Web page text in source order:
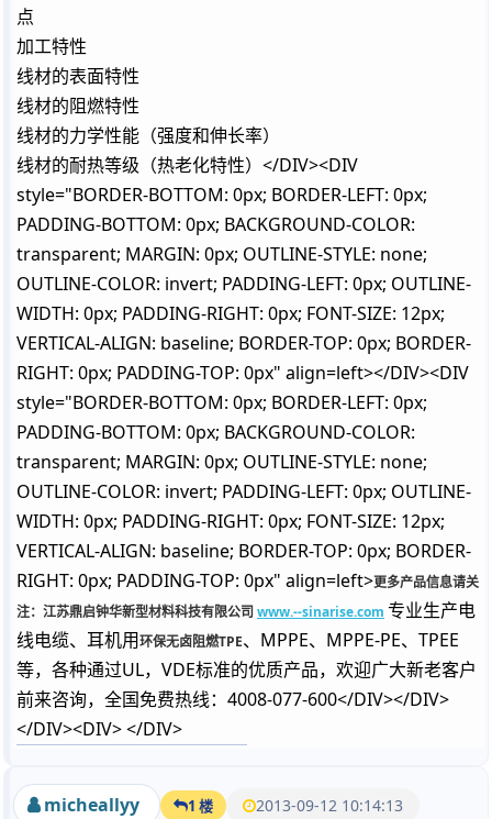
点
加工特性
线材的表面特性
线材的阻燃特性
线材的力学性能（强度和伸长率）
线材的耐热等级（热老化特性）</DIV><DIV
style="BORDER-BOTTOM: 0px; BORDER-LEFT: 0px;
PADDING-BOTTOM: 0px; BACKGROUND-COLOR:
transparent; MARGIN: 0px; OUTLINE-STYLE: none;
OUTLINE-COLOR: invert; PADDING-LEFT: 0px; OUTLINE-
WIDTH: 0px; PADDING-RIGHT: 0px; FONT-SIZE: 12px;
VERTICAL-ALIGN: baseline; BORDER-TOP: 0px; BORDER-
RIGHT: 0px; PADDING-TOP: 0px" align=left></DIV><DIV
style="BORDER-BOTTOM: 0px; BORDER-LEFT: 0px;
PADDING-BOTTOM: 0px; BACKGROUND-COLOR:
transparent; MARGIN: 0px; OUTLINE-STYLE: none;
OUTLINE-COLOR: invert; PADDING-LEFT: 0px; OUTLINE-
WIDTH: 0px; PADDING-RIGHT: 0px; FONT-SIZE: 12px;
VERTICAL-ALIGN: baseline; BORDER-TOP: 0px; BORDER-
RIGHT: 0px; PADDING-TOP: 0px" align=left>更多产品信息请关
注：江苏鼎启钟华新型材料科技有限公司 www.--sinarise.com 专业生产电
线电缆、耳机用环保无卤阻燃TPE、MPPE、MPPE-PE、TPEE
等，各种通过UL，VDE标准的优质产品，欢迎广大新老客户
前来咨询，全国免费热线：4008-077-600</DIV></DIV>
</DIV><DIV> </DIV>
micheallyy 1 楼 2013-09-12 10:14:13